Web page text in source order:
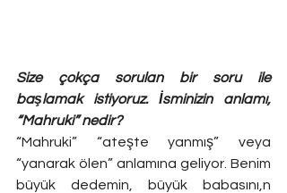
Size çokça sorulan bir soru ile
başlamak istiyoruz. İsminizin anlamı,
“Mahruki” nedir?
“Mahruki” “ateşte yanmış” veya
“yanarak ölen” anlamına geliyor. Benim
büyük dedemin, büyük babasını,n